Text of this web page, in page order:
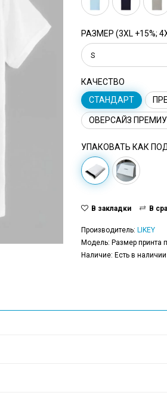
РАЗМЕР (3XL +15%;
S
КАЧЕСТВО
СТАНДАРТ
ОВЕРСАЙЗ
УПАКОВАТЬ КАК
В закладки В
Производитель: LIKEY
Модель: Размер принта
Наличие: Есть в наличии